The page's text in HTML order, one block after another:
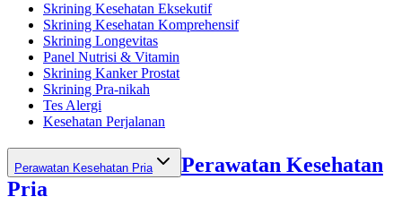
Skrining Kesehatan Eksekutif
Skrining Kesehatan Komprehensif
Skrining Longevitas
Panel Nutrisi & Vitamin
Skrining Kanker Prostat
Skrining Pra-nikah
Tes Alergi
Kesehatan Perjalanan
Perawatan Kesehatan Pria
Perawatan Kesehatan
Pria